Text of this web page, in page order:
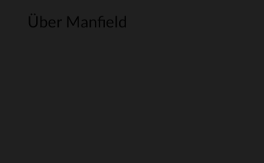
Über Manfield